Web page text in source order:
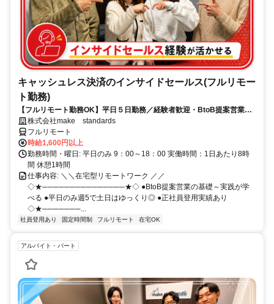
キャッシュレス決済のインサイドセールス(フルリモー
ト勤務)
【フルリモート勤務OK】平日５日勤務／経験者歓迎・BtoB提案営業で
スキルアップ
株式会社make standards
フルリモート
時給1,600円以上
勤務時間・曜日: 平日のみ 9：00～18：00 実働時間：1日あたり8時
間 休憩1時間
仕事内容: ＼＼在宅型リモートワーク ／／
◇★───────────────★◇ ●BtoB提案営業の基礎～実践が学
べる ●平日のみ週5で土日はゆっくり◎ ●正社員登用実績あり
◇★───────...
社員登用あり 固定時間制 フルリモート 在宅OK
アルバイト・パート